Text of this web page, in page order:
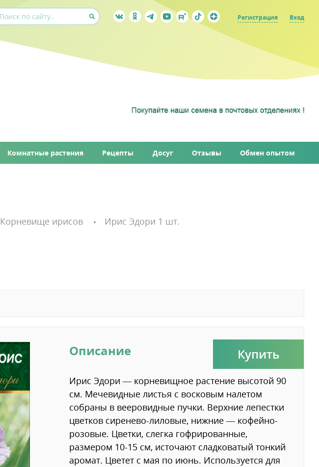
Регистрация Вход
Комнатные растения Рецепты Досуг Отзывы Обмен опытом
Корневище ирисов Ирис Эдори 1 шт.
Купить
Описание
Ирис Эдори — корневищное растение высотой 90
см. Мечевидные листья с восковым налетом
собраны в вееровидные пучки. Верхние лепестки
цветков сиренево-лиловые, нижние — кофейно-
розовые. Цветки, слегка гофрированные,
размером 10-15 см, источают сладковатый тонкий
аромат. Цветет с мая по июнь. Используется для